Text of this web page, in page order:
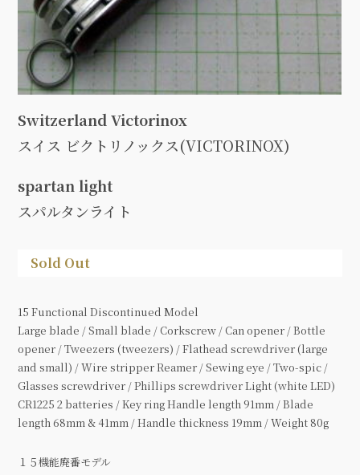
Switzerland Victorinox
スイス ビクトリノックス(VICTORINOX)
spartan light
スパルタンライト
Sold Out
15 Functional Discontinued Model
Large blade / Small blade / Corkscrew / Can opener / Bottle
opener / Tweezers (tweezers) / Flathead screwdriver (large
and small) / Wire stripper Reamer / Sewing eye / Two-spic /
Glasses screwdriver / Phillips screwdriver Light (white LED)
CR1225 2 batteries / Key ring Handle length 91mm / Blade
length 68mm & 41mm / Handle thickness 19mm / Weight 80g
１５機能廃番モデル